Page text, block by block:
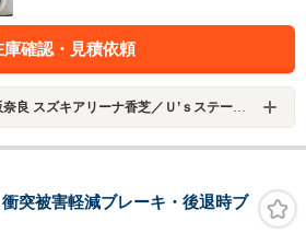
庫確認・見積依頼
スズキアリーナ香芝／Ｕ’ｓステーション香芝
被害軽減ブレーキ・後退時ブ